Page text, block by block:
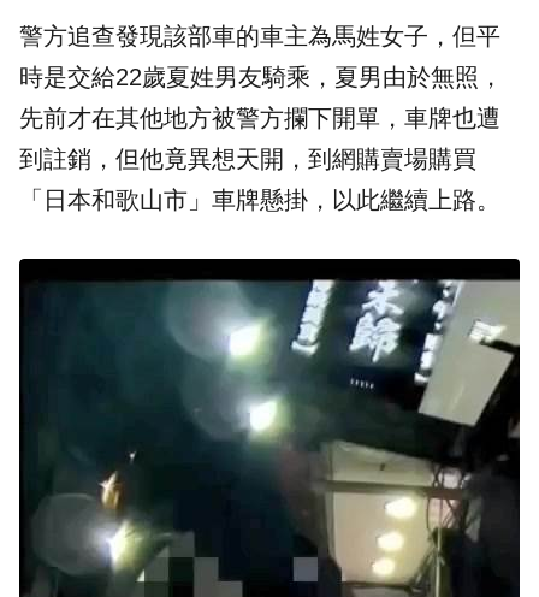
警方追查發現該部車的車主為馬姓女子，但平
時是交給22歲夏姓男友騎乘，夏男由於無照，
先前才在其他地方被警方攔下開單，車牌也遭
到註銷，但他竟異想天開，到網購賣場購買
「日本和歌山市」車牌懸掛，以此繼續上路。